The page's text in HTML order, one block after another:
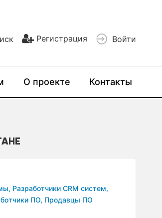
Регистрация Войти
О проекте Контакты
Разработчики CRM систем,
ПО, Продавцы ПО